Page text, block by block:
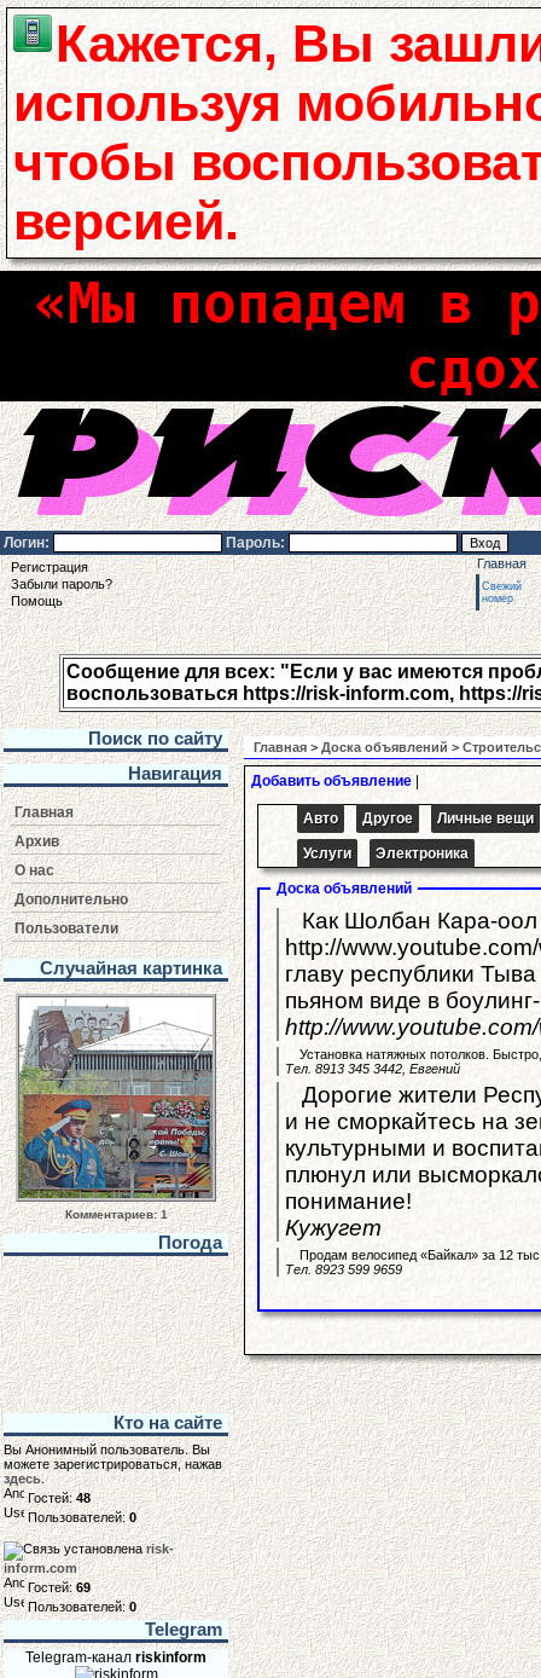
Кажется, Вы
используя
чтобы
версией.
«Мы попадем в
Логин: Пароль:
Регистрация
Забыли пароль?
Помощь
Главная
Свежий
номер
Сообщение для всех: "Если у вас имеются
воспользоваться https://risk-inform.com,
Поиск по сайту
Навигация
Главная
Архив
О нас
Дополнительно
Пользователи
Случайная картинка
Комментариев: 1
Погода
Кто на сайте
Вы Анонимный пользователь. Вы
можете зарегистрироваться, нажав
здесь.
Гостей:48
Пользователей:0
risk-
inform.com
Гостей:69
Пользователей:0
Telegram
Telegram-канал riskinform
Главная > Доска объявлений >
Добавить объявление
Авто Другое Личные вещи
Услуги Электроника
Доска объявлений
Как Шолбан Кара-
http://www.youtube.com/
главу республики
пьяном виде в
http://
Установка натяжных потолков.
Тел. 8913 345 3442, Евгений
Дорогие жители
и не сморкайтесь на
культурными и
плюнул или
понимание!
Кужугет
Продам велосипед «Байкал» за 12
Тел. 8923 599 9659